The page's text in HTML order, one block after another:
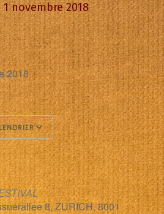
1 novembre 2018
2018
Calendrier Google
8, ZURICH, 8001